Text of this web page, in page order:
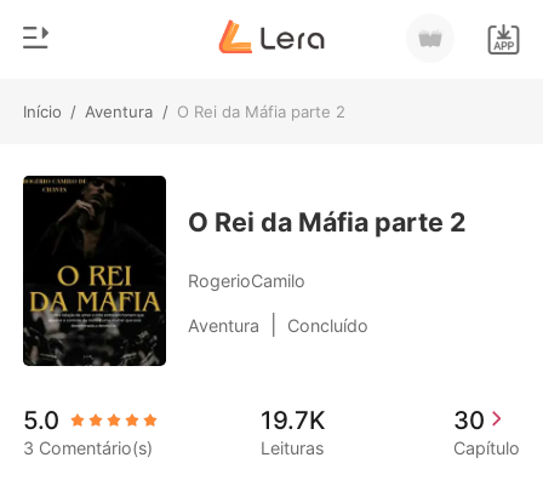
Início / Aventura / O Rei da Máfia parte 2
Loja
Histórico
Sair
Baixar App
Gênero
Moderno
Lobisomem
Contos
Bilionários
O Rei da Máfia parte 2
RogerioCamilo
Aventura Concluído
5.0
3 Comentário(s)
19.7K
Leituras
30
Capítulo